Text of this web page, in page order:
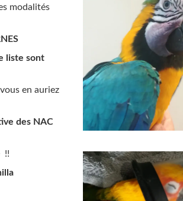
modalités
liste sont
en auriez
des NAC
!!